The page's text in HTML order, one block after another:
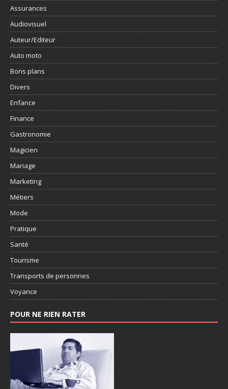
Assurances
Audiovisuel
Auteur/Editeur
Auto moto
Bons plans
Divers
Enfance
Finance
Gastronomie
Magicien
Mariage
Marketing
Métiers
Mode
Pratique
Santé
Tourisme
Transports de personnes
Voyance
POUR NE RIEN RATER